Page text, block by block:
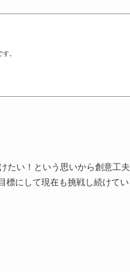
。
たい！という思いから創意工夫
標にして現在も挑戦し続けてい